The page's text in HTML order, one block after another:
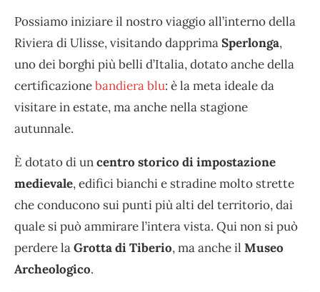
Possiamo iniziare il nostro viaggio all’interno della
Riviera di Ulisse, visitando dapprimaSperlonga,
uno dei borghi più belli d’Italia, dotato anche della
certificazionebandiera blu: è la meta ideale da
visitare in estate, ma anche nella stagione
autunnale.
È dotato di uncentro storico di impostazione
medievale, edifici bianchi e stradine molto strette
che conducono sui punti più alti del territorio, dai
quale si può ammirare l’intera vista. Qui non si può
perdere laGrotta di Tiberio, ma anche il Museo
Archeologico.